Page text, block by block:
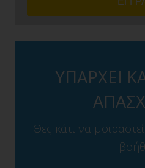
ΥΠΑΡΧΕΙ
Θες κάτι να